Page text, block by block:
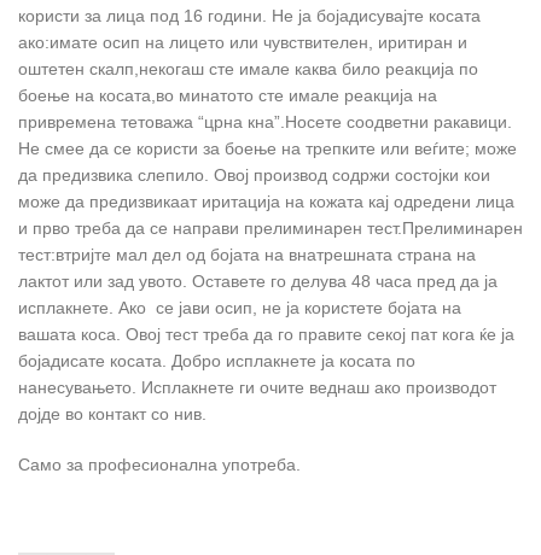
користи за лица под 16 години. Не ја бојадисувајте косата
ако:имате осип на лицето или чувствителен, иритиран и
оштетен скалп,некогаш сте имале каква било реакција по
боење на косата,во минатото сте имале реакција на
привремена тетоважа “црна кна”.Носете соодветни ракавици.
Не смее да се користи за боење на трепките или веѓите; може
да предизвика слепило. Овој производ содржи состојки кои
може да предизвикаат иритација на кожата кај одредени лица
и прво треба да се направи прелиминарен тест.Прелиминарен
тест:втријте мал дел од бојата на внатрешната страна на
лактот или зад увото. Оставете го делува 48 часа пред да ја
исплакнете. Ако се јави осип, не ја користете бојата на
вашата коса. Овој тест треба да го правите секој пат кога ќе ја
бојадисате косата. Добро исплакнете ја косата по
нанесувањето. Исплакнете ги очите веднаш ако производот
дојде во контакт со нив.
Само за професионална употреба.